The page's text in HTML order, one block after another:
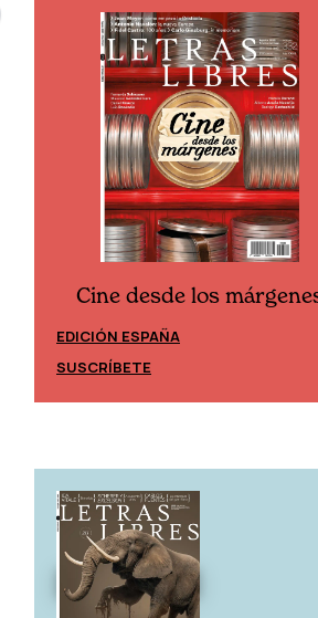
Cine desde los
EDICIÓN ESPAÑA
SUSCRÍBETE